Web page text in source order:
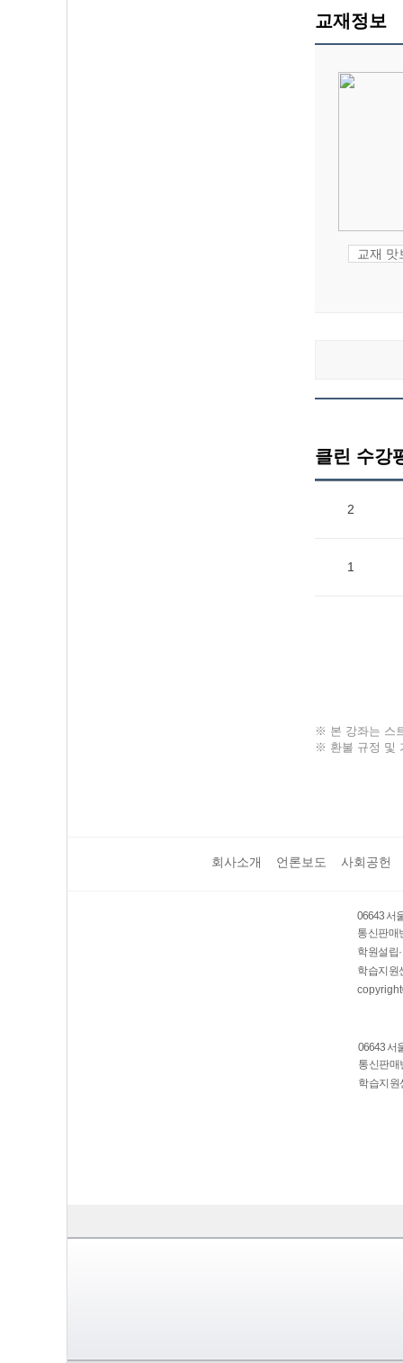
교재정보
교재
클린 수강
2
1
※ 본 강좌는 스
※ 환불 규정 및
회사소개 언론보도 사회공헌
06643 서
통신판매
학원설립
학습지원
06643 서
통신판매
학습지원